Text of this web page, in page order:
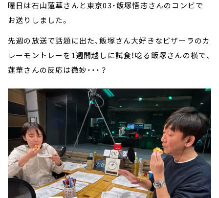
曜日は石山蓮華さんと東京03・飯塚悟志さんのコンビで
お送りしました。
先週の放送で話題に出た、飯塚さん大好きなピザーラのカ
レーモントレーを 1週間越しに試食！唸る飯塚さんの横で、
蓮華さんの反応は微妙・・・？